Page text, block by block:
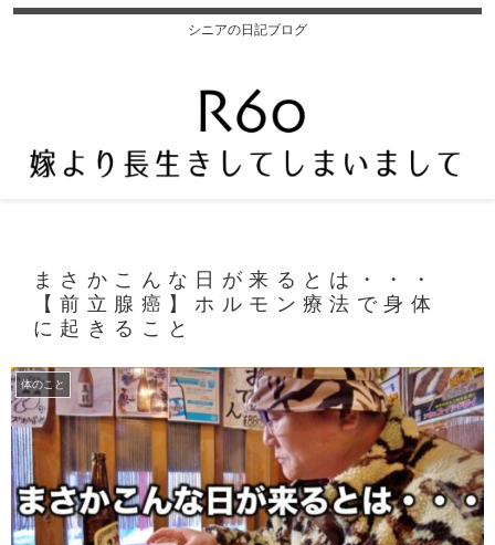
シニアの日記ブログ
まさかこんな日が来るとは・・・
【前立腺癌】ホルモン療法で身体
に起きること
体のこと